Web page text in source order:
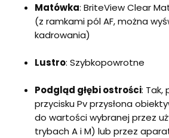
Matówka: BriteView Clear
(z ramkami pól AF, można
kadrowania)
Lustro: Szybkopowrotne
Podgląd głębi ostrości: Tak,
przycisku Pv przysłona
do wartości wybranej przez
trybach A i M) lub przez